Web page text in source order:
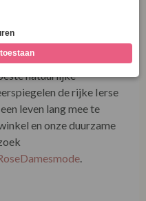
met eigentijdse
en aandacht
natuurlijke
de rijke Ierse
leven lang mee te
en onze duurzame